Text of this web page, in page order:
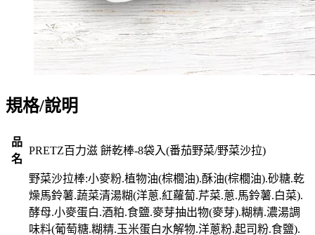
規格/說明
品
名
PRETZ百力滋 餅乾棒-8袋入(番茄野菜/野菜沙拉)
野菜沙拉棒:小麥粉.植物油(棕櫚油).酥油(棕櫚油).砂糖.乾
燥馬鈴薯.蔬菜清湯糊(洋蔥.紅蘿蔔.芹菜.蔥.馬鈴薯.白菜).
酵母.小麥蛋白.酒粕.食鹽.麥芽抽出物(麥芽).糊精.濃湯調
味料(葡萄糖.糊精.玉米蛋白水解物.洋蔥粉.起司粉.食鹽).